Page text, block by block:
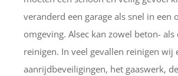
veranderd een garage als snel in een
omgeving. Alsec kan zowel beton-
reinigen. In veel gevallen reinigen wij
aanrijdbeveiligingen, het gaaswerk,